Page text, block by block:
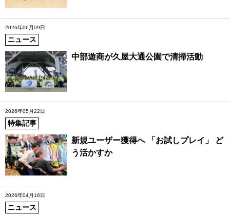
2026年06月09日
ニュース
中部遊商が久屋大通公園で清掃活動
2026年05月22日
特集記事
新規ユーザー獲得へ 「お試しプレイ」 ど
う活かすか
2026年04月16日
ニュース